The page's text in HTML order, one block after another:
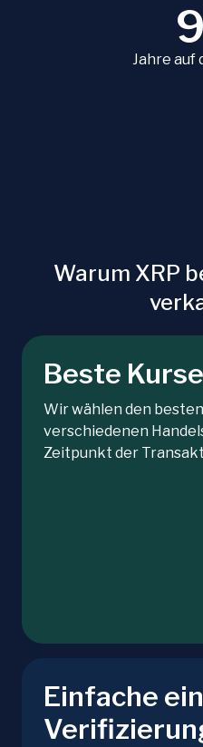
Jahre auf
Warum XRP
Beste Kurse
Wir wählen den
verschiedenen
Zeitpunkt der
Einfache